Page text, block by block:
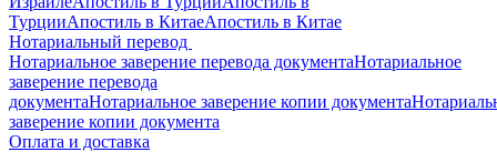
ТурцииАпостиль в КитаеАпостиль в Китае
Нотариальный перевод
Нотариальное заверение перевода документаНотариальное
заверение перевода
документаНотариальное заверение копии документа
заверение копии документа
Оплата и доставка